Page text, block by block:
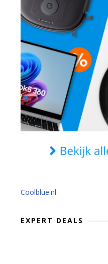
Coolblue.nl
EXPERT DEALS